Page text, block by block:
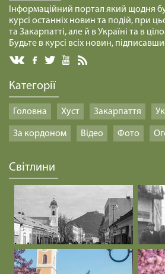
29.01.2025
СПРАВЖНІЙ МИР /1473/
29.01.2025
29.01.2025
СЕРЦЕ ЛЮБОВІ /1470/
29.01.2025
РОМАНТИЧНІ
Інформаційний портал який щодня
курсі останніх новин та подій, при
та Закарпатті, але й в Україні та в
Будьте в курсі всіх новин,
Категорії
Головна Хуст Закарпаття
За кордоном Відео Фото
Світлини